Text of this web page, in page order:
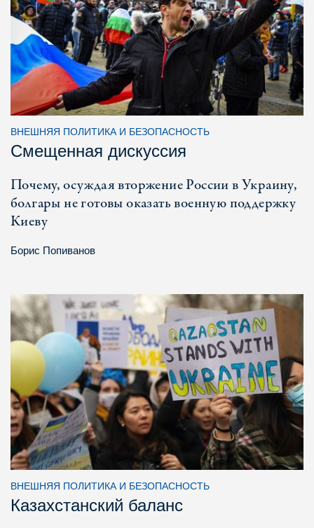
ВНЕШНЯЯ ПОЛИТИКА И БЕЗОПАСНОСТЬ
Смещенная дискуссия
Почему, осуждая вторжение России в Украину,
болгары не готовы оказать военную поддержку
Киеву
Борис Попиванов
ВНЕШНЯЯ ПОЛИТИКА И БЕЗОПАСНОСТЬ
Казахстанский баланс